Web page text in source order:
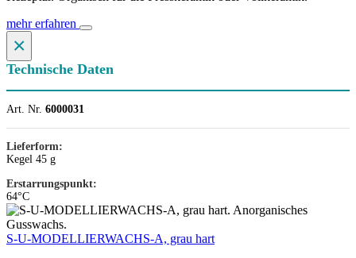
mehr erfahren
×
Technische Daten
Art. Nr. 6000031
Lieferform:
Kegel 45 g
Erstarrungspunkt:
64°C
S-U-MODELLIERWACHS-A, grau hart